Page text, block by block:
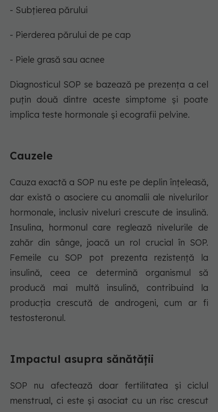
- Subțierea părului
- Pierderea părului de pe cap
- Piele grasă sau acnee
Diagnosticul SOP se bazează pe prezența a cel
puțin două dintre aceste simptome și poate
implica teste hormonale și ecografii pelvine.
Cauzele
Cauza exactă a SOP nu este pe deplin înțeleasă,
dar există o asociere cu anomalii ale nivelurilor
hormonale, inclusiv niveluri crescute de insulină.
Insulina, hormonul care reglează nivelurile de
zahăr din sânge, joacă un rol crucial în SOP.
Femeile cu SOP pot prezenta rezistență la
insulină, ceea ce determină organismul să
producă mai multă insulină, contribuind la
producția crescută de androgeni, cum ar fi
testosteronul.
Impactul asupra sănătății
SOP nu afectează doar fertilitatea și ciclul
menstrual, ci este și asociat cu un risc crescut